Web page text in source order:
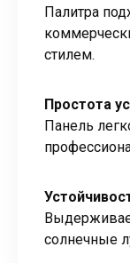
Палитра
стилем.
Простота
Панель
солнечные